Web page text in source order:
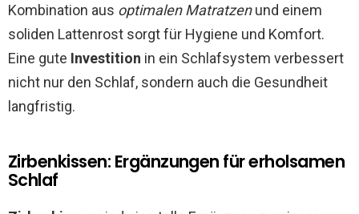
Kombination aus optimalen Matratzenund einem
soliden Lattenrost sorgt für Hygiene und Komfort.
Eine gute Investition in ein Schlafsystem verbessert
nicht nur den Schlaf, sondern auch die Gesundheit
langfristig.
Zirbenkissen: Ergänzungen für erholsamen
Schlaf